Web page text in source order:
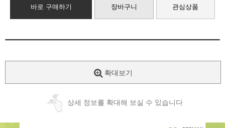
바로 구매하기 장바구니 관심상품
확대보기
상세 정보를 확대해 보실 수 있습니다